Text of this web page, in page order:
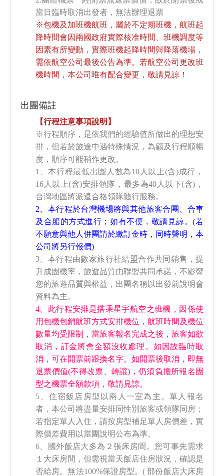
當日臨時取消出發者，無法辦理退票
※包機及加班機航班，屬於不定期班機，航班起
降時間會因兩國政府實際核准時間、班機調度等
因素有所變動，實際班機起降時間與降落機場，
需依航空公司最後公告為準。若航空公司更改班
機時間，本公司唯有配合變更，敬請見諒！
出團備註
【行程注意事項說明】
※行程順序，是依我們的經驗值所做出的理想安
排，但若於旅途中遇特殊情況，為顧及行程順暢
度，順序可能稍作更改。
1、本行程最低出團人數為10人以上(含)成行，
16人以上(含)安排領隊，最多為40人以下(含)，
台灣地區將派遣合格領隊隨行服務。
2、本行程於台灣機場將與其他旅客合團、合車
及合船的方式進行；如有不便，敬請見諒。(若
不願意與他人併團請於繳訂金時，同時聲明，本
公司將另行報價)
3、本行程由數家旅行社結盟合作共同銷售，提
升成團機率，旅遊品質由聯盟共同承諾，不影響
您的旅遊品質與權益，出團名稱以出發前說明會
資料為主。
4、此行程安排是搭乘星宇航空之班機，因係使
用包機包銷航班方式安排機位，航班時間及機位
數量均受限制，當旅客報名完成之後，旅客如欲
取消，訂金將會全額沒收處理。如因故臨時取
消，可在開票前跟換名字。如開票後取消，即無
退票價值(不得改票、轉讓)，仍須負擔所報名團
型之機票全額款項，敬請見諒。
5、住宿飯店房型以兩人一室為主。單人報名
者，本公司將盡量安排同性別旅客或領隊同房；
若指定單人入住，請按房型補足單人房價差，實
際價差費用以當團說明公布為準。
6、國外飯店大多為２張床房間。您可事先需求
１大床房間，但需視當天飯店住房狀況，確認是
否給房。無法100%保證房型。( 部份飯店大床房